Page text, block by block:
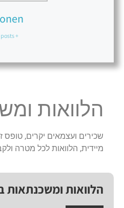
+ posts
הלוואות
שכירים ועצמאים יקרים, טופס
מיידית, הלוואות לכל מטרה
הלוואות ומשכנתאות